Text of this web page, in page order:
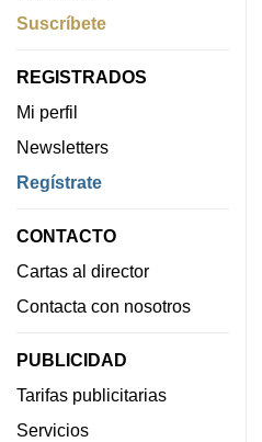
Suscríbete
REGISTRADOS
Mi perfil
Newsletters
Regístrate
CONTACTO
Cartas al director
Contacta con nosotros
PUBLICIDAD
Tarifas publicitarias
Servicios